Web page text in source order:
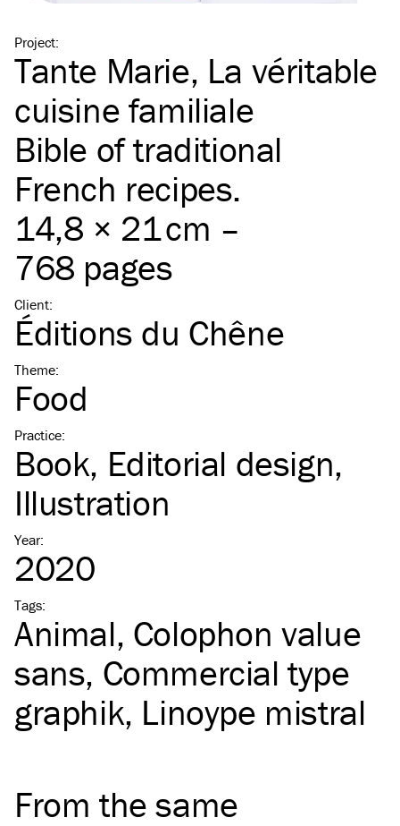
Project:
Tante Marie, La véritable
cuisine familiale
Bible of traditional
French recipes.
14,8 × 21 cm –
768 pages
Client:
Éditions du Chêne
Theme:
Food
Practice:
Book Editorial design
Illustration
Year:
2020
Tags:
Animal Colophon value
sans Commercial type
graphik Linoype mistral
From the same